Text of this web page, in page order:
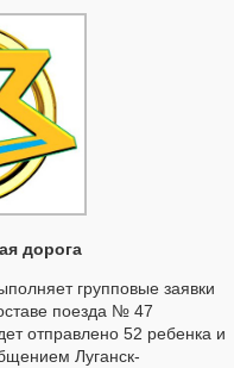
дорога
групповые заявки
поезда № 47
отправлено 52 ребенка и
Луганск-